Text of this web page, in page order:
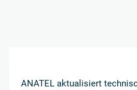
ANATEL aktualisiert